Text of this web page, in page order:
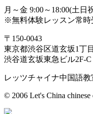
月～金 9:00～18:00(土日
※無料体験レッスン常時
〒150-0043
東京都渋谷区道玄坂1丁
渋谷道玄坂東急ビル2F-C
レッツチャイナ中国語教
© 2006 Let's China chinese